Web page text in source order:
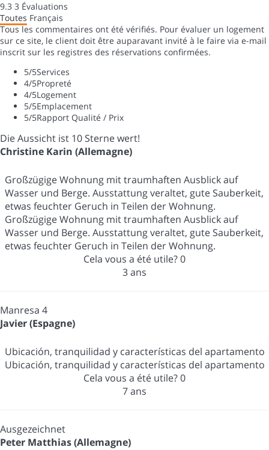
9.3 3 Évaluations
Toutes Français
Tous les commentaires ont été vérifiés. Pour évaluer un logement
sur ce site, le client doit être auparavant invité à le faire via e-mail
inscrit sur les registres des réservations confirmées.
5/5Services
4/5Propreté
4/5Logement
5/5Emplacement
5/5Rapport Qualité / Prix
Die Aussicht ist 10 Sterne wert!
Christine Karin (Allemagne)
Großzügige Wohnung mit traumhaften Ausblick auf
Wasser und Berge. Ausstattung veraltet, gute Sauberkeit,
etwas feuchter Geruch in Teilen der Wohnung.
Großzügige Wohnung mit traumhaften Ausblick auf
Wasser und Berge. Ausstattung veraltet, gute Sauberkeit,
etwas feuchter Geruch in Teilen der Wohnung.
Cela vous a été utile?0
3 ans
Manresa 4
Javier (Espagne)
Ubicación, tranquilidad y características del apartamento
Ubicación, tranquilidad y características del apartamento
Cela vous a été utile?0
7 ans
Ausgezeichnet
Peter Matthias (Allemagne)